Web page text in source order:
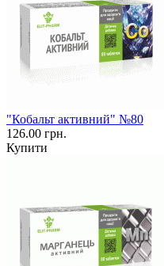
"Кобальт активний" №80
126.00 грн.
Купити